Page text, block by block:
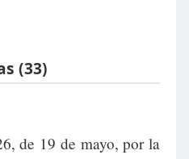
(33)
de 19 de mayo, por la